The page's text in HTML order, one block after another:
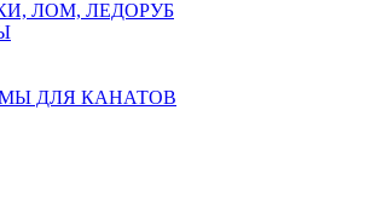
ЛОМ, ЛЕДОРУБ
ДЛЯ КАНАТОВ